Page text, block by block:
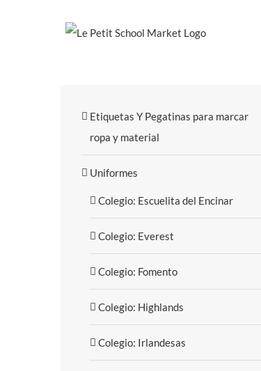
Etiquetas Y Pegatinas para marcar
ropa y material
Uniformes
Colegio: Escuelita del Encinar
Colegio: Everest
Colegio: Fomento
Colegio: Highlands
Colegio: Irlandesas